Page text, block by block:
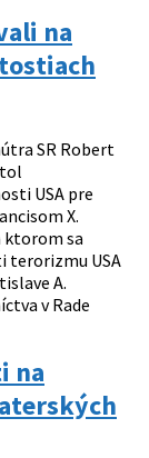
na
SR Robert
USA pre
X.
ktorom sa
terorizmu USA
A.
v Rade
na